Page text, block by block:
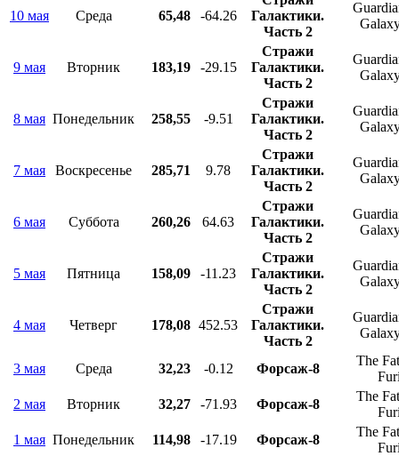
10 мая Среда 65,48 -64.26
Галактики.
Часть 2
9 мая Вторник 183,19 -29.15
Стражи
Галактики.
Часть 2
8 мая Понедельник 258,55 -9.51
Стражи
Галактики.
Часть 2
7 мая Воскресенье 285,71 9.78
Стражи
Галактики.
Часть 2
6 мая Суббота 260,26 64.63
Стражи
Галактики.
Часть 2
5 мая Пятница 158,09 -11.23
Стражи
Галактики.
Часть 2
4 мая Четверг 178,08 452.53
Стражи
Галактики.
Часть 2
3 мая Среда 32,23 -0.12 Форсаж-8
The
2 мая
Вторник 32,27 -71.93 Форсаж-8
The
1 мая Понедельник 114,98 -17.19 Форсаж-8
The